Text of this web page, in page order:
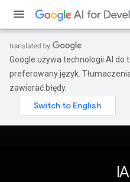
Google używa technologii AI do
preferowany język.
zawierać błędy.